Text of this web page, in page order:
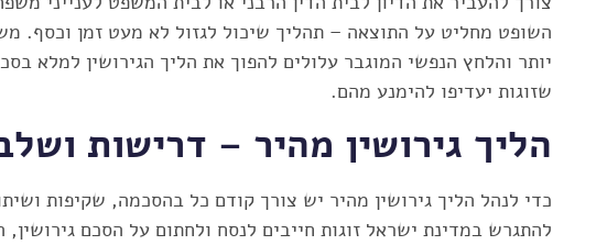
השופט מחליט על התוצאה – תהליך שיכול לגזול לא מעט זמן וכסף.
יותר והלחץ הנפשי המוגבר עלולים להפוך את הליך הגירושין למלא
שזוגות יעדיפו להימנע מהם.
הליך גירושין מהיר – דרישות
כדי לנהל הליך גירושין מהיר יש צורך קודם כל בהסכמה, שקיפות
להתגרש במדינת ישראל זוגות חייבים לנסח ולחתום על הסכם